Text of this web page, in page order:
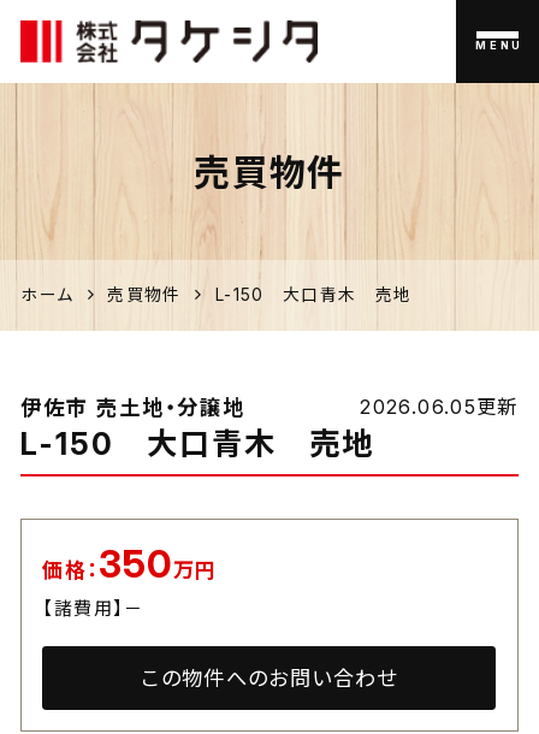
伊佐市
の家づく
り、不動
産のこと
なら「タ
ケシタ」
MENU
売買物件
ホーム 売買物件 L-150 大口青木 売地
伊佐市 売土地・分譲地
L-150 大口青木 売地
2026.06.05更新
価格：350万円
【諸費用】－
この物件へのお問い合わせ